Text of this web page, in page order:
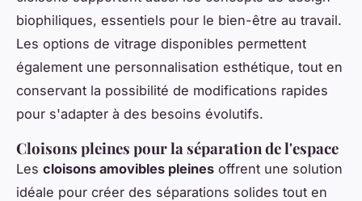
biophiliques, essentiels pour le bien-être au travail.
Les options de vitrage disponibles permettent
également une personnalisation esthétique, tout en
conservant la possibilité de modifications rapides
pour s'adapter à des besoins évolutifs.
Cloisons pleines pour la séparation de l'espace
Les cloisons amovibles pleines offrent une solution
idéale pour créer des séparations solides tout en